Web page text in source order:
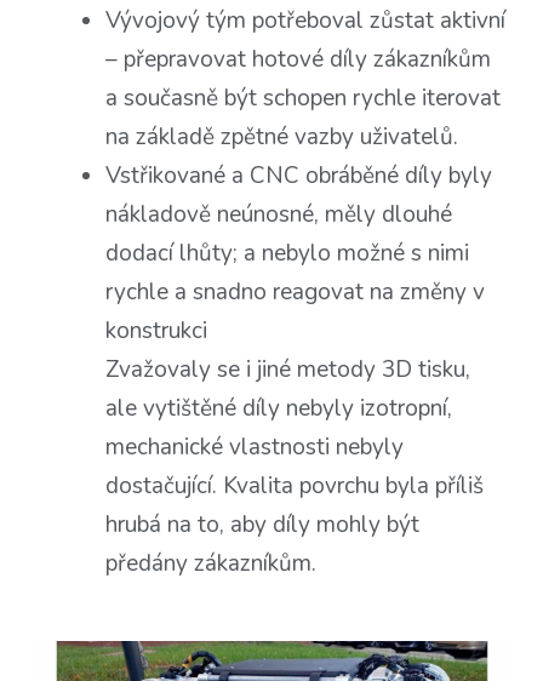
Vývojový tým potřeboval zůstat aktivní
– přepravovat hotové díly zákazníkům
a současně být schopen rychle iterovat
na základě zpětné vazby uživatelů.
Vstřikované a CNC obráběné díly byly
nákladově neúnosné, měly dlouhé
dodací lhůty; a nebylo možné s nimi
rychle a snadno reagovat na změny v
konstrukci
Zvažovaly se i jiné metody 3D tisku,
ale vytištěné díly nebyly izotropní,
mechanické vlastnosti nebyly
dostačující. Kvalita povrchu byla příliš
hrubá na to, aby díly mohly být
předány zákazníkům.